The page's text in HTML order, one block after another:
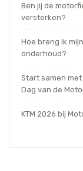
Ben jij de
versterken?
Hoe breng ik
onderhoud?
Start samen
Dag van de
KTM 2026 bij